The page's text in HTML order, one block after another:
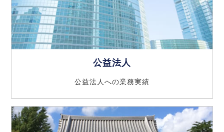
公益法人
公益法人への業務実績